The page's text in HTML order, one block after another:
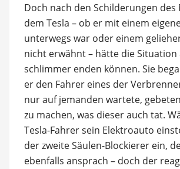
Doch nach den Schilderungen des
dem Tesla – ob er mit einem
unterwegs war oder einem
nicht erwähnt – hätte die Situation
schlimmer enden können. Sie
er den Fahrer eines der
nur auf jemanden wartete,
zu machen, was dieser auch tat.
Tesla-Fahrer sein Elektroauto
der zweite Säulen-Blockierer ein,
ebenfalls ansprach – doch der